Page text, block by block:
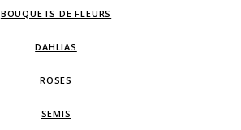
BOUQUETS DE FLEURS
DAHLIAS
ROSES
SEMIS